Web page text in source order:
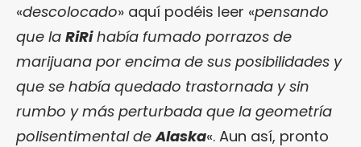
«descolocado» aquí podéis leer «pensando
que la RiRihabía fumado porrazos de
marijuana por encima de sus posibilidades y
que se había quedado trastornada y sin
rumbo y más perturbada que la geometría
polisentimental deAlaska«. Aun así, pronto